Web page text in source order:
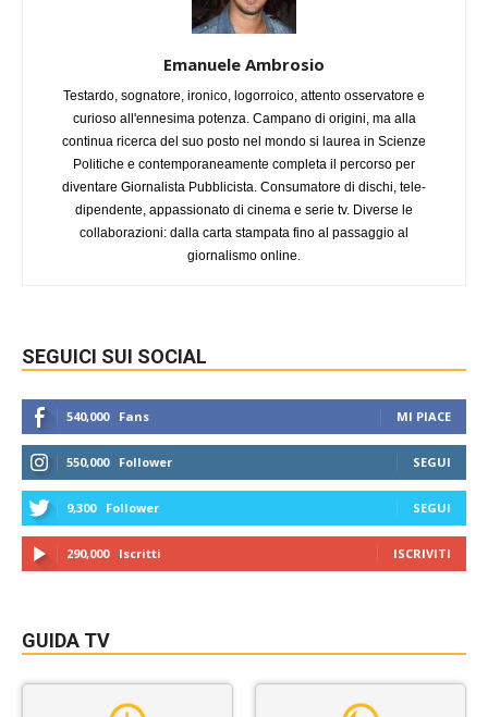
Emanuele Ambrosio
Testardo, sognatore, ironico, logorroico, attento osservatore e
curioso all'ennesima potenza. Campano di origini, ma alla
continua ricerca del suo posto nel mondo si laurea in Scienze
Politiche e contemporaneamente completa il percorso per
diventare Giornalista Pubblicista. Consumatore di dischi, tele-
dipendente, appassionato di cinema e serie tv. Diverse le
collaborazioni: dalla carta stampata fino al passaggio al
giornalismo online.
SEGUICI SUI SOCIAL
540,000 Fans MI PIACE
550,000 Follower SEGUI
9,300 Follower SEGUI
290,000 Iscritti ISCRIVITI
GUIDA TV